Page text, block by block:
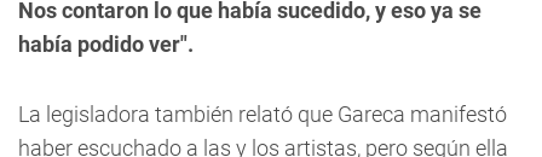
Nos contaron lo que había sucedido, y eso ya se
había podido ver".
La legisladora también relató que Gareca manifestó
haber escuchado a las y los artistas, pero según ella